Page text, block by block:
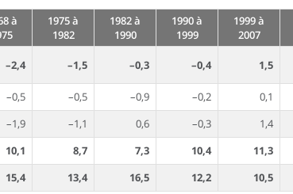
à
1975 à
1982
1982 à
1990
1990 à
1999
1999 à
2007
–2,4 –1,5 –0,3 –0,4 1,5
–0,5 –0,5 –0,9 –0,2 0,1
–1,9 –1,1 0,6 –0,3 1,4
10,1 8,7 7,3 10,4 11,3
15,4 13,4 16,5 12,2 10,5